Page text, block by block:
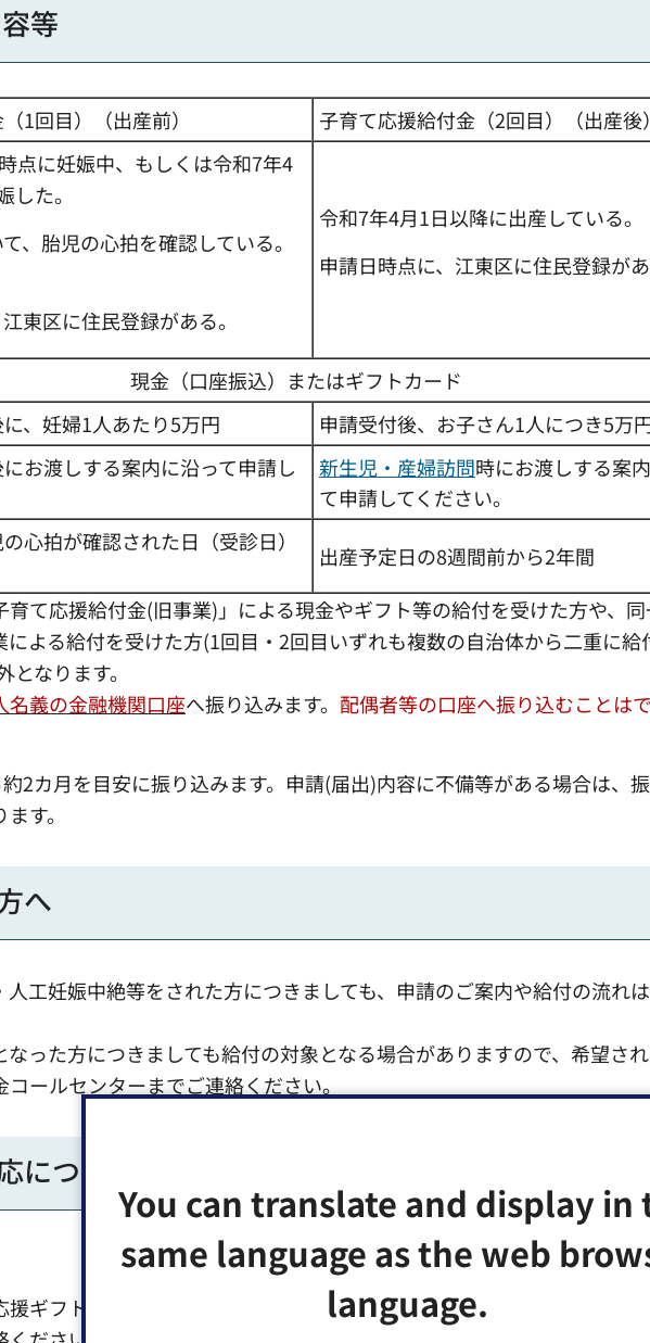
You can translate and display in
same language as the web
language.
等
1回目）（出産前） 子育て応援給付金（2回目）（出産後）
点に妊娠中、もしくは令和7年4
した。
、胎児の心拍を確認している。
東区に住民登録がある。
令和7年4月1日以降に出産している。
申請日時点に、江東区に住民登録があ
現金（口座振込）またはギフトカード
、妊婦1人あたり5万円
申請受付後、お子さん1人につき5万
お渡しする案内に沿って申請し
新生児・産婦訪問時にお渡しする案
て申請してください。
心拍が確認された日（受診日）
出産予定日の8週間前から2年間
て応援給付金(旧事業)」による現金やギフト等の給付を受けた方や、
よる給付を受けた方(1回目・2回目いずれも複数の自治体から二重に給
なります。
名義の金融機関口座へ振り込みます。 配偶者等の口座へ振り込むことは
2カ月を目安に振り込みます。申請(届出)内容に不備等がある場合は、
す。
へ
工妊娠中絶等をされた方につきましても、申請のご案内や給付の流れ
った方につきましても給付の対象となる場合がありますので、希望さ
ールセンターまでご連絡ください。
ついて
ギフト」を申請されなかった方で上記対象者の方は、江東区出産・子育